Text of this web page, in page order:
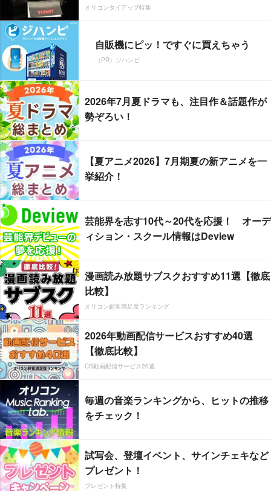
オリコンタイアップ特集
自販機にピッ！ですぐに買えちゃう
（PR）ジハンピ
2026年7月夏ドラマも、注目作＆話題作が
勢ぞろい！
【夏アニメ2026】7月期夏の新アニメを一
挙紹介！
芸能界を志す10代～20代を応援！ オーデ
ィション・スクール情報はDeview
漫画読み放題サブスクおすすめ11選【徹底
比較】
オリコン顧客満足度ランキング
2026年動画配信サービスおすすめ40選
【徹底比較】
CS動画配信サービス20選
毎週の音楽ランキングから、ヒットの推移
をチェック！
試写会、登壇イベント、サインチェキなど
プレゼント！
プレゼント特集